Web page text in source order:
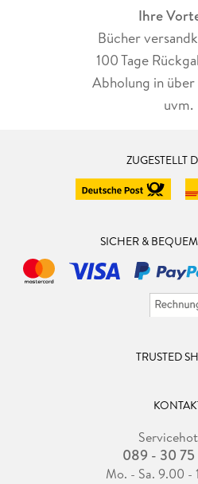
Ihre
Bücher
100 Tage
Abholung in über
uvm.
ZUGESTELLT
SICHER &
TRUSTED
089 - 30
Mo. - Sa. 9.00 -